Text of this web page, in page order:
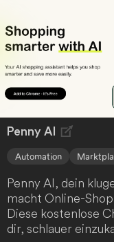
indem es
gesamtes Team
Penny AI
Automation
Penny AI, dein
macht Online-
Diese kostenlose
dir, schlauer